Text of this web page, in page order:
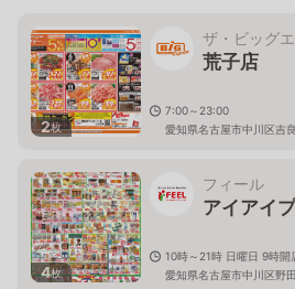
2枚
ザ・ビッグ
荒子店
7:00～23:00
愛知県名古屋市中川区吉
4枚
フィール
アイアイ
10時～21時 日曜日 9時開
愛知県名古屋市中川区野